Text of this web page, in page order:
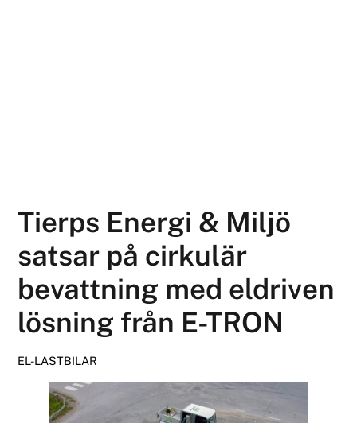
Tierps Energi & Miljö
satsar på cirkulär
bevattning med eldriven
lösning från E-TRON
EL-LASTBILAR